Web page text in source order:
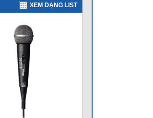
XEM DẠNG LIST